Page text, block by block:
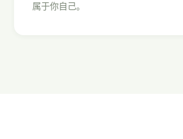
属于你自己。